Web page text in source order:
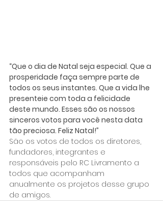
“Que o dia de Natal seja especial. Que a
prosperidade faça sempre parte de
todos os seus instantes. Que a vida lhe
presenteie com toda a felicidade
deste mundo. Esses são os nossos
sinceros votos para você nesta data
tão preciosa. Feliz Natal!”
São os votos de todos os diretores,
fundadores, integrantes e
responsáveis pelo RC Livramento a
todos que acompanham
anualmente os projetos desse grupo
de amigos.